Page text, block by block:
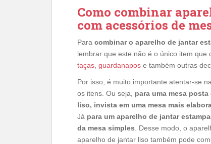
Como combinar
com acessórios de
Para combinar o aparelho de jantar
lembrar que este não é o único item que
taças guardanapos e também outras
Por isso, é muito importante atentar-se
os itens. Ou seja, para uma mesa
liso, invista em uma mesa mais
Já para um aparelho de jantar
da mesa simples . Desse modo, o
aparelho de jantar liso também pode